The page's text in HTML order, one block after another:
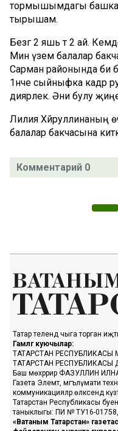
тормышымдагы башка
тырышам.
Безгә 2 яшь тә 2 ай.
Мин үзем балалар
Сарман районында әби
1нче сыйныфка кадәр
диярлек. Әни булу
Лилия Хәйруллинаның
балалар бакчасына
Комментарий 0
Татар телендә чыга торган
Гамәлгә куючылар:
ТАТАРСТАН РЕСПУБЛИКАСЫ
ТАТАРСТАН РЕСПУБЛИКАСЫ
Баш мөхәррир ФАЗУЛЛИН
Газета Элемтә, мәгълүмати
коммуникацияләр өлкәсендә
Татарстан Республикасы
таныклыгы: ПИ № ТУ16-
«Ватаным Татарстан»